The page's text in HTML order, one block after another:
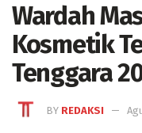
Wardah
Kosmetik
Tenggara
BY REDAKSI